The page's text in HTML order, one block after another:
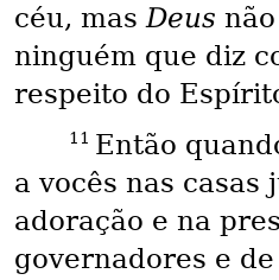
céu, mas Deus
ninguém que diz
respeito do
11 Então
a vocês nas casas
adoração e na
governadores e